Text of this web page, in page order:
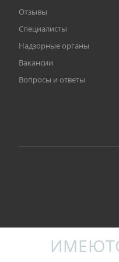
Отзывы
Специалисты
Надзорные органы
Вакансии
Вопросы и ответы